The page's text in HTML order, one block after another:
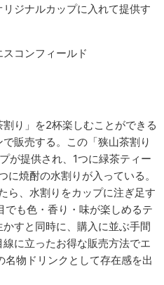
ジナルカップに入れて提供す
スコンフィールド
割り」を2杯楽しむことができる
で販売する。この「狭山茶割り
が提供され、1つに緑茶ティー
焼酎の水割りが入っている。
ら、水割りをカップに注ぎ足す
も色・香り・味が楽しめるテ
すと同時に、購入に並ぶ手間
に立ったお得な販売方法でエ
名物ドリンクとして存在感を出